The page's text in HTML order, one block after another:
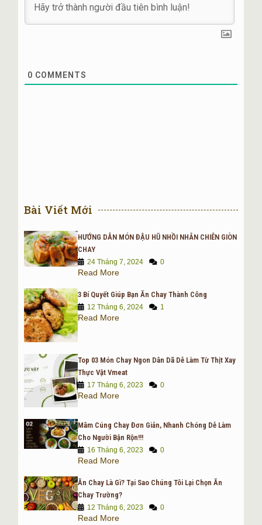
Bài Viết Mới
HƯỚNG DẪN MÓN ĐẬU HŨ NHỒI NHÂN CHIÊN GIÒN
CHAY
24 Tháng 7, 2024 0
Read More
3 Bí Quyết Giúp Bạn Ăn Chay Thành Công
12 Tháng 6, 2024 1
Read More
Top 03 Món Chay Ngon Dân Dã Dễ Làm Từ Thịt Xay
Thực Vật Vmeat
17 Tháng 6, 2023 0
Read More
Mâm Cúng Chay Đơn Giản, Nhanh Chóng Dễ Làm
Cho Người Bận Rộn!!!
16 Tháng 6, 2023 0
Read More
Ăn Chay Là Gì? Tại Sao Chúng Tôi Lại Chọn Ăn
Chay Trường?
12 Tháng 6, 2023 0
Read More
Khi gạo khô, trộn vào đó với một chút dầu ăn. Sau đó, đem
– Khi xôi đã chín, rưới đều nước cốt dừa lên bề mặt xôi. Rồi
– Bột mì: 300 gam
– Mì ống: 100 gam
– Mì căn: 100 gam
– Nấm rơm: 200 gam
– Bột màu thịt
– Bột năng
– Gia vị: Muối, hạt nêm chay, hạt tiêu.
Cách làm:
– Đổ bột mì và bột năng vào bát tô, khuấy đều với nước ấm
sao cho bột giống như bột bánh ít là được. Sau đó, dùng vải
đậy lại
0 COMMENTS